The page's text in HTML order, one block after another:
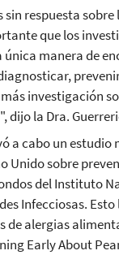
respuesta sobre
que los
única manera de
investigación
dijo la Dra.
a cabo un estudio
Unido sobre
del Instituto
Infecciosas. Esto
de alergias
Early About